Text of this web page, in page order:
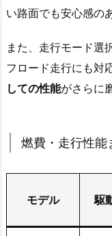
い路面でも安心感の
また、走行モード選
フロード走行にも対
しての性能がさらに
燃費・走行性能
モデル 駆